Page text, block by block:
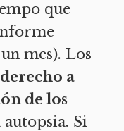
que
mes). Los
derecho a
de los
autopsia. Si